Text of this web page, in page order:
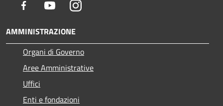
Facebook YoutubeInstagram
AMMINISTRAZIONE
Organi di Governo
Aree Amministrative
Uffici
Enti e fondazioni